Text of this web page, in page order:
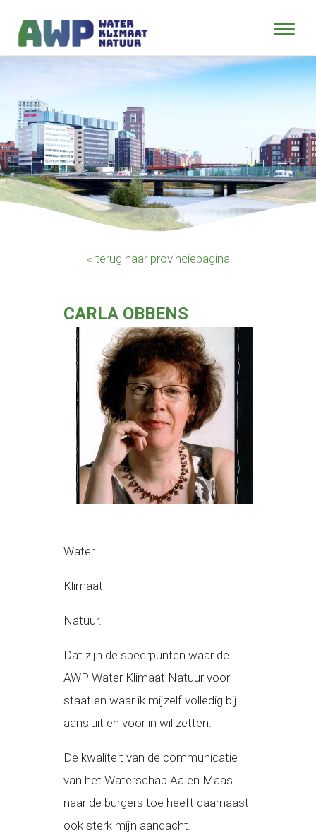
« terug naar provinciepagina
CARLA OBBENS
Water
Klimaat
Natuur.
Dat zijn de speerpunten waar de
AWP Water Klimaat Natuur voor
staat en waar ik mijzelf volledig bij
aansluit en voor in wil zetten.
De kwaliteit van de communicatie
van het Waterschap Aa en Maas
naar de burgers toe heeft daarnaast
ook sterk mijn aandacht.